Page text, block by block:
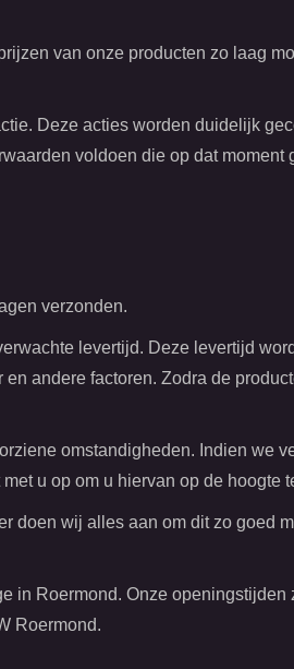
van onze producten zo laag
Deze acties worden duidelijk
voldoen die op dat moment
verzonden.
levertijd. Deze levertijd
andere factoren. Zodra de
omstandigheden. Indien we
u op om u hiervan op de hoogte
doen wij alles aan om dit zo goed
in Roermond. Onze openingstijden
Roermond.